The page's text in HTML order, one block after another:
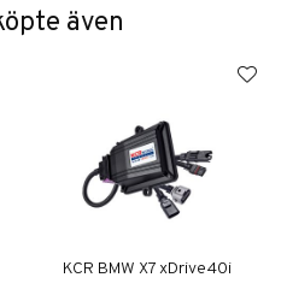
även
KCR BMW X7 xDrive40i